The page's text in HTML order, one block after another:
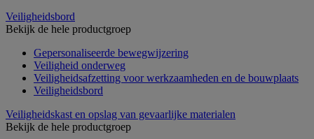
Veiligheidsbord
Bekijk de hele productgroep
Gepersonaliseerde bewegwijzering
Veiligheid onderweg
Veiligheidsafzetting voor werkzaamheden en de bouwplaats
Veiligheidsbord
Veiligheidskast en opslag van gevaarlijke materialen
Bekijk de hele productgroep